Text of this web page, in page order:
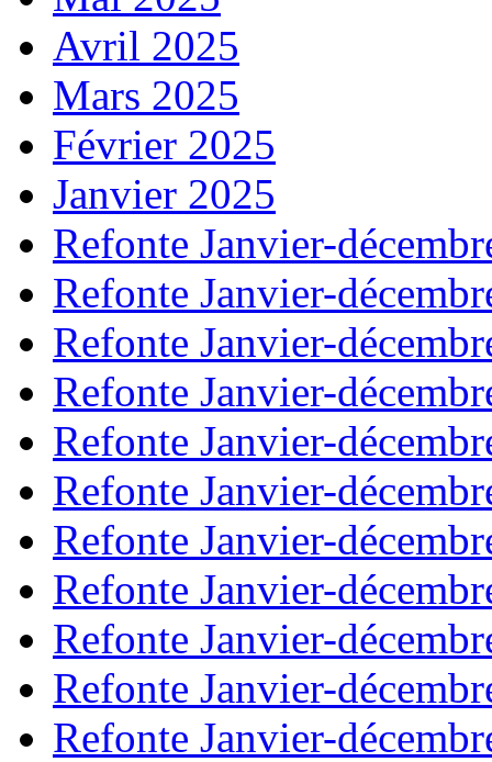
Avril 2025
Mars 2025
Février 2025
Janvier 2025
Refonte Janvier-
Refonte Janvier-
Refonte Janvier-
Refonte Janvier-
Refonte Janvier-
Refonte Janvier-
Refonte Janvier-
Refonte Janvier-
Refonte Janvier-
Refonte Janvier-
Refonte Janvier-